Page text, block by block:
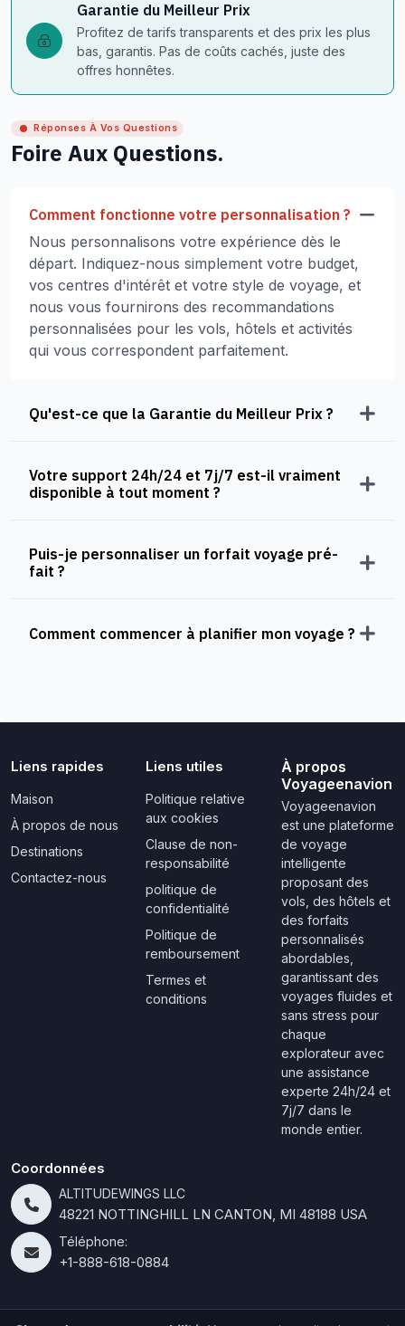
Garantie du Meilleur Prix
Profitez de tarifs transparents et des prix les plus
bas, garantis. Pas de coûts cachés, juste des
offres honnêtes.
Réponses À Vos Questions
Foire Aux Questions.
Comment fonctionne votre personnalisation ?
Nous personnalisons votre expérience dès le
départ. Indiquez-nous simplement votre budget,
vos centres d'intérêt et votre style de voyage, et
nous vous fournirons des recommandations
personnalisées pour les vols, hôtels et activités
qui vous correspondent parfaitement.
Qu'est-ce que la Garantie du Meilleur Prix ?
Votre support 24h/24 et 7j/7 est-il vraiment
disponible à tout moment ?
Puis-je personnaliser un forfait voyage pré-
fait ?
Comment commencer à planifier mon voyage ?
Liens rapides
Maison
À propos de nous
Destinations
Contactez-nous
Liens utiles
Politique relative
aux cookies
Clause de non-
responsabilité
politique de
confidentialité
Politique de
remboursement
Termes et
conditions
À propos
Voyageenavion
Voyageenavion
est une plateforme
de voyage
intelligente
proposant des
vols, des hôtels et
des forfaits
personnalisés
abordables,
garantissant des
voyages fluides et
sans stress pour
chaque
explorateur avec
une assistance
experte 24h/24 et
7j/7 dans le
monde entier.
Coordonnées
ALTITUDEWINGS LLC
48221 NOTTINGHILL LN CANTON, MI 48188 USA
Téléphone:
+1-888-618-0884